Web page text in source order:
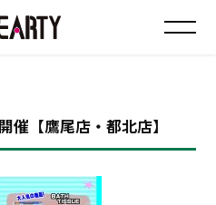
【鷹尾店・都北店】